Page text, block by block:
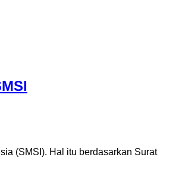
(SMSI). Hal itu berdasarkan Surat